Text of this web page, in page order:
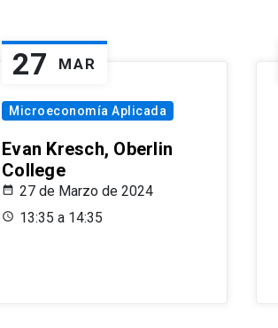
27 MAR
Microeconomía Aplicada
Evan Kresch, Oberlin
College
27 de Marzo de 2024
13:35 a 14:35